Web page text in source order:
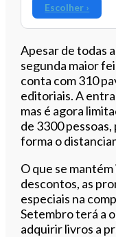
Escolher ›
Apesar de todas
segunda maior
conta com 310
editoriais. A
mas é agora
de 3300
forma o
O que se
descontos, as
especiais na
Setembro terá a
adquirir livros a